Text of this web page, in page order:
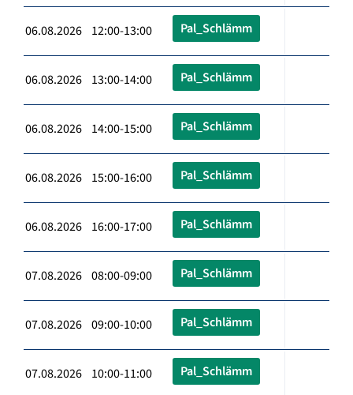
06.08.2026 12:00-13:00 Pal_Schlämm
06.08.2026 13:00-14:00 Pal_Schlämm
06.08.2026 14:00-15:00 Pal_Schlämm
06.08.2026 15:00-16:00 Pal_Schlämm
06.08.2026 16:00-17:00 Pal_Schlämm
07.08.2026 08:00-09:00 Pal_Schlämm
07.08.2026 09:00-10:00 Pal_Schlämm
07.08.2026 10:00-11:00 Pal_Schlämm